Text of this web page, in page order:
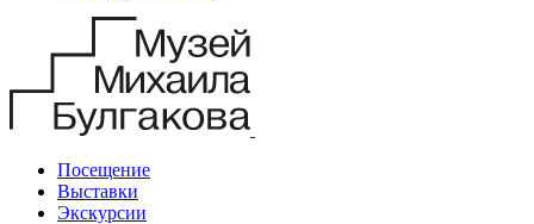
Посещение
Выставки
Экскурсии